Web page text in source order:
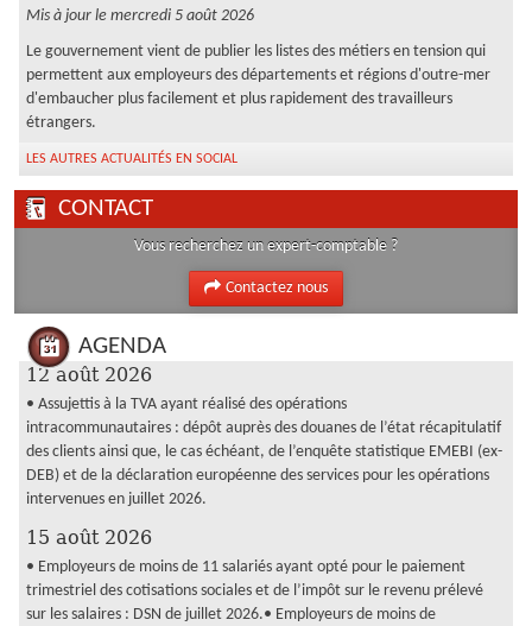
Mis à jour le mercredi 5 août 2026
Le gouvernement vient de publier les listes des métiers en tension qui
permettent aux employeurs des départements et régions d'outre-mer
d'embaucher plus facilement et plus rapidement des travailleurs
étrangers.
LES AUTRES ACTUALITÉS EN SOCIAL
CONTACT
Vous recherchez un expert-comptable ?
Contactez nous
AGENDA
12 août 2026
• Assujettis à la TVA ayant réalisé des opérations
intracommunautaires : dépôt auprès des douanes de l’état récapitulatif
des clients ainsi que, le cas échéant, de l’enquête statistique EMEBI (ex-
DEB) et de la déclaration européenne des services pour les opérations
intervenues en juillet 2026.
15 août 2026
• Employeurs de moins de 11 salariés ayant opté pour le paiement
trimestriel des cotisations sociales et de l’impôt sur le revenu prélevé
sur les salaires : DSN de juillet 2026.• Employeurs de moins de